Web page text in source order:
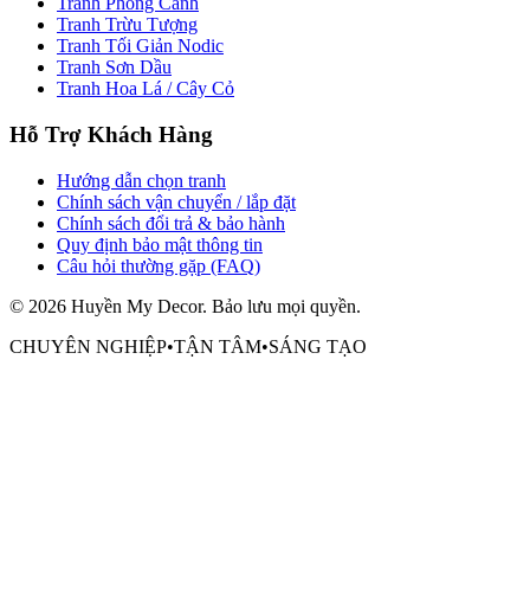
Tranh Trừu Tượng
Tranh Tối Giản Nodic
Tranh Sơn Dầu
Tranh Hoa Lá / Cây Cỏ
Hỗ Trợ Khách Hàng
Hướng dẫn chọn tranh
Chính sách vận chuyển / lắp đặt
Chính sách đổi trả & bảo hành
Quy định bảo mật thông tin
Câu hỏi thường gặp (FAQ)
© 2026 Huyền My Decor. Bảo lưu mọi quyền.
CHUYÊN NGHIỆP•TẬN TÂM•SÁNG TẠO